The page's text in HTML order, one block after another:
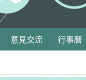
意見交流 行事曆